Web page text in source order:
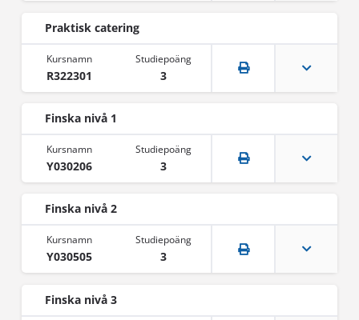
Praktisk catering
R322301 3
Finska nivå 1
Y030206 3
Finska nivå 2
Y030505 3
Finska nivå 3